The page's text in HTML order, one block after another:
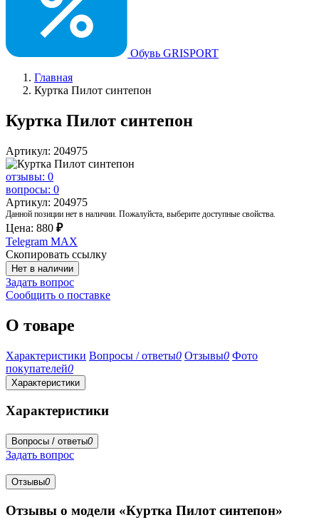
Обувь GRISPORT
Главная
Куртка Пилот синтепон
Куртка Пилот синтепон
Артикул: 204975
отзывы: 0
вопросы: 0
Артикул: 204975
Данной позиции нет в наличии. Пожалуйста, выберите доступные свойства.
Цена: 880 ₽
Telegram MAX
Скопировать ссылку
Нет в наличии
Задать вопрос
Сообщить о поставке
О товаре
Характеристики Вопросы / ответы0 Отзывы0 Фото
покупателей0
Характеристики
Характеристики
Вопросы / ответы0
Задать вопрос
Отзывы0
Отзывы о модели «Куртка Пилот синтепон»